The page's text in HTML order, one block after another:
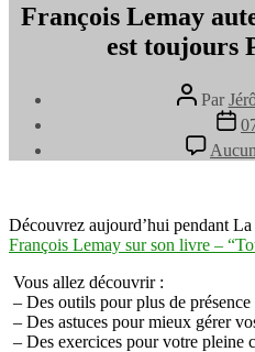
François Lemay
est toujours
Auteur
de
l’article
Par
Date
Découvrez aujourd’hui pendant
François Lemay sur son livre –
Vous allez découvrir :⁠
– Des outils pour plus de présence
– Des astuces pour mieux gérer
– Des exercices pour votre pleine